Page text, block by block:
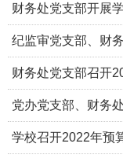
财务处党支部赴广
动
财务处党支部开展
社会主义思想主题
纪监审党支部、财
绿，不负春光”植树
财务处党支部召开
党办党支部、财务
乡塘支行党总支开
学校召开2022年预